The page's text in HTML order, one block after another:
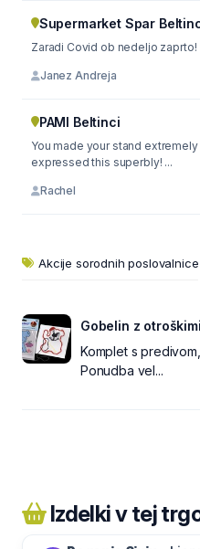
Supermarket Spar
Zaradi Covid ob nedeljo zaprto!
Janez Andreja
PAMI Beltinci
You made your stand
expressed this superbly! ...
Rachel
Akcije sorodnih poslovalnice
Gobelin z
Komplet s
Ponudba vel...
Izdelki v tej